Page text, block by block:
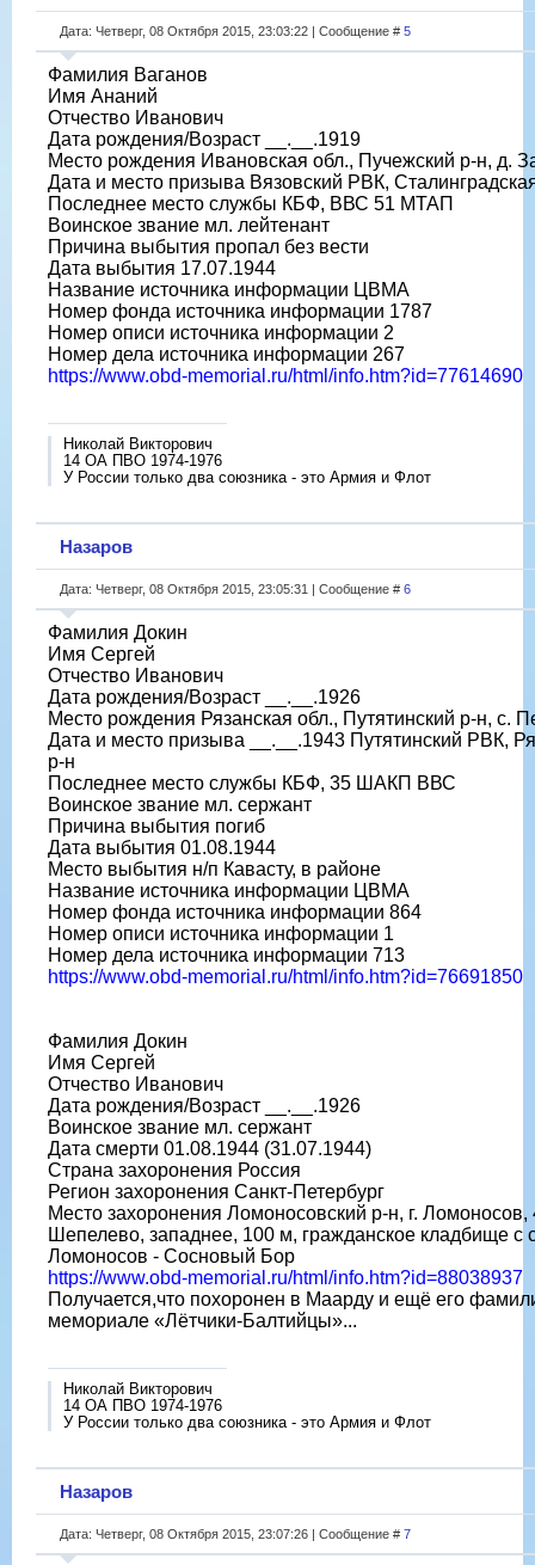
Дата: Четверг, 08 Октября 2015, 23:03:22 | Сообщение # 5
Фамилия Ваганов
Имя Ананий
Отчество Иванович
Дата рождения/Возраст __.__.1919
Место рождения Ивановская обл., Пучежский р-н, д.
Дата и место призыва Вязовский РВК,
Последнее место службы КБФ, ВВС 51 МТАП
Воинское звание мл. лейтенант
Причина выбытия пропал без вести
Дата выбытия 17.07.1944
Название источника информации ЦВМА
Номер фонда источника информации 1787
Номер описи источника информации 2
Номер дела источника информации 267
https://www.obd-memorial.ru/html/info.htm?id=77614690
Николай Викторович
14 ОА ПВО 1974-1976
У России только два союзника - это Армия и Флот
Назаров
Дата: Четверг, 08 Октября 2015, 23:05:31 | Сообщение # 6
Фамилия Докин
Имя Сергей
Отчество Иванович
Дата рождения/Возраст __.__.1926
Место рождения Рязанская обл., Путятинский р-н, с.
Дата и место призыва __.__.1943 Путятинский РВК,
р-н
Последнее место службы КБФ, 35 ШАКП ВВС
Воинское звание мл. сержант
Причина выбытия погиб
Дата выбытия 01.08.1944
Место выбытия н/п Кавасту, в районе
Название источника информации ЦВМА
Номер фонда источника информации 864
Номер описи источника информации 1
Номер дела источника информации 713
https://www.obd-memorial.ru/html/info.htm?id=76691850
Фамилия Докин
Имя Сергей
Отчество Иванович
Дата рождения/Возраст __.__.1926
Воинское звание мл. сержант
Дата смерти 01.08.1944 (31.07.1944)
Страна захоронения Россия
Регион захоронения Санкт-Петербург
Место захоронения Ломоносовский р-н, г.
Шепелево, западнее, 100 м, гражданское кладбище с
Ломоносов - Сосновый Бор
https://www.obd-memorial.ru/html/info.htm?id=88038937
Получается,что похоронен в Маарду и ещё его
мемориале «Лётчики-Балтийцы»...
Николай Викторович
14 ОА ПВО 1974-1976
У России только два союзника - это Армия и Флот
Назаров
Дата: Четверг, 08 Октября 2015, 23:07:26 | Сообщение # 7